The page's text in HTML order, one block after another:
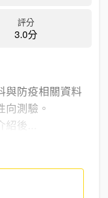
評分
3.0分
與防疫相關資料
測驗。
後...